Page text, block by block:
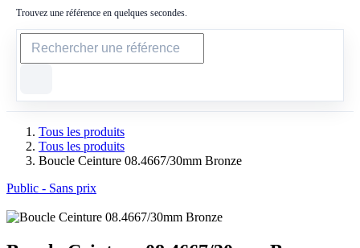
Trouvez une référence en quelques secondes.
Tous les produits
Tous les produits
Boucle Ceinture 08.4667/30mm Bronze
Public - Sans prix